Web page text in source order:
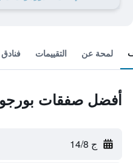
لمحة عن التقييمات
أفضل صفقات
ج 14/8